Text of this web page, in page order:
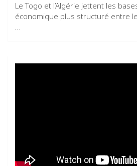
Le Togo et l’Algérie jettent les
économique plus structuré entre
…